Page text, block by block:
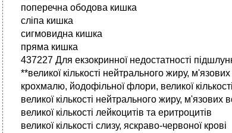
поперечна ободова кишка
сліпа кишка
сигмовидна кишка
пряма кишка
437227 Для екзокринної недостатності
**великої кількості нейтрального жиру,
крохмалю, йодофільної флори, великої
великої кількості нейтрального жиру,
великої кількості лейкоцитів та еритроцитів
великої кількості слизу, яскраво-червоної крові